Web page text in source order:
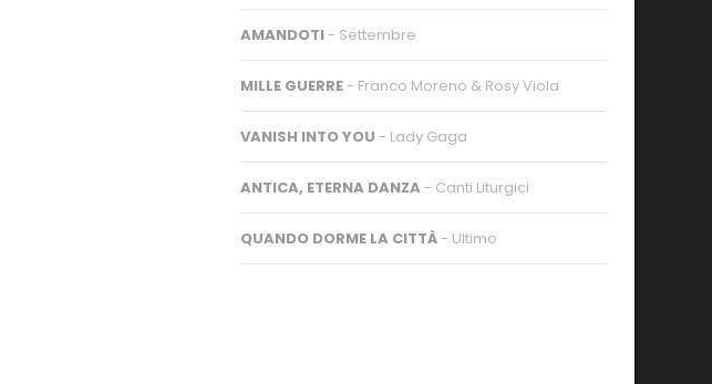
AMANDOTI - Settembre
MILLE GUERRE - Franco Moreno & Rosy Viola
VANISH INTO YOU - Lady Gaga
ANTICA, ETERNA DANZA - Canti Liturgici
QUANDO DORME LA CITTÀ - Ultimo